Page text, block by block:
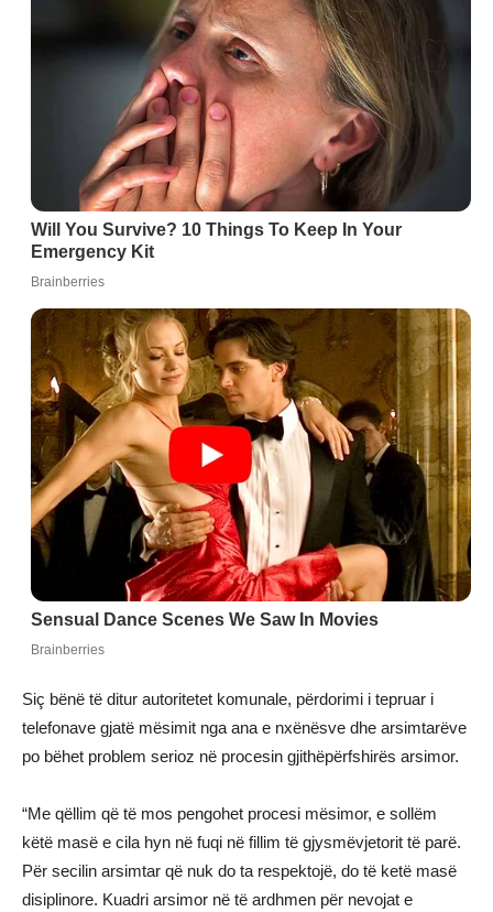
Siç bënë të ditur autoritetet komunale, përdorimi i tepruar i
telefonave gjatë mësimit nga ana e nxënësve dhe arsimtarëve
po bëhet problem serioz në procesin gjithëpërfshirës arsimor.
“Me qëllim që të mos pengohet procesi mësimor, e sollëm
këtë masë e cila hyn në fuqi në fillim të gjysmëvjetorit të parë.
Për secilin arsimtar që nuk do ta respektojë, do të ketë masë
disiplinore. Kuadri arsimor në të ardhmen për nevojat e